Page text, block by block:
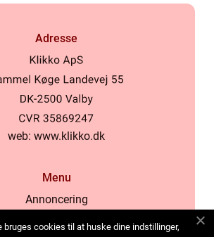
Adresse
web: www.klikko.dk
Menu
Annoncering
bruges cookies til at huske dine indstillinger,